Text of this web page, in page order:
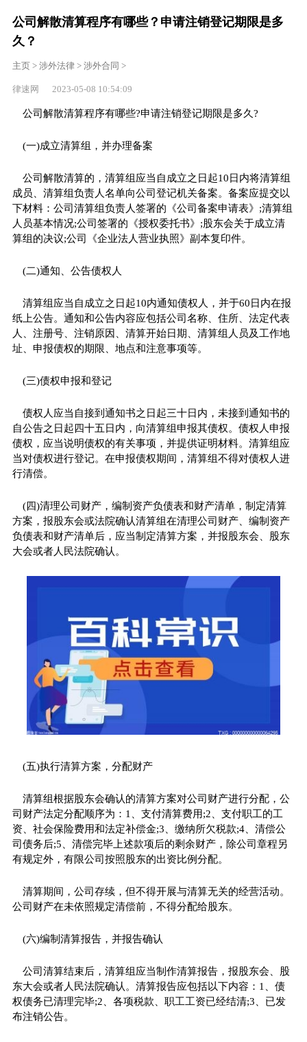
公司解散清算程序有哪些？申请注销登记期限是多
久？
主页> 涉外法律> 涉外合同 >
律速网 2023-05-08 10:54:09
公司解散清算程序有哪些?申请注销登记期限是多久?
(一)成立清算组，并办理备案
公司解散清算的，清算组应当自成立之日起10日内将清算组
成员、清算组负责人名单向公司登记机关备案。备案应提交以
下材料：公司清算组负责人签署的《公司备案申请表》;清算组
人员基本情况;公司签署的《授权委托书》;股东会关于成立清
算组的决议;公司《企业法人营业执照》副本复印件。
(二)通知、公告债权人
清算组应当自成立之日起10内通知债权人，并于60日内在报
纸上公告。通知和公告内容应包括公司名称、住所、法定代表
人、注册号、注销原因、清算开始日期、清算组人员及工作地
址、申报债权的期限、地点和注意事项等。
(三)债权申报和登记
债权人应当自接到通知书之日起三十日内，未接到通知书的
自公告之日起四十五日内，向清算组申报其债权。债权人申报
债权，应当说明债权的有关事项，并提供证明材料。清算组应
当对债权进行登记。在申报债权期间，清算组不得对债权人进
行清偿。
(四)清理公司财产，编制资产负债表和财产清单，制定清算
方案，报股东会或法院确认清算组在清理公司财产、编制资产
负债表和财产清单后，应当制定清算方案，并报股东会、股东
大会或者人民法院确认。
(五)执行清算方案，分配财产
清算组根据股东会确认的清算方案对公司财产进行分配，公
司财产法定分配顺序为：1、支付清算费用;2、支付职工的工
资、社会保险费用和法定补偿金;3、缴纳所欠税款;4、清偿公
司债务后;5、清偿完毕上述款项后的剩余财产，除公司章程另
有规定外，有限公司按照股东的出资比例分配。
清算期间，公司存续，但不得开展与清算无关的经营活动。
公司财产在未依照规定清偿前，不得分配给股东。
(六)编制清算报告，并报告确认
公司清算结束后，清算组应当制作清算报告，报股东会、股
东大会或者人民法院确认。清算报告应包括以下内容：1、债
权债务已清理完毕;2、各项税款、职工工资已经结清;3、已发
布注销公告。